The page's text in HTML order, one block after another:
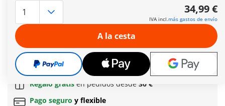
investigador emprende un emocionante viaje para estudiar y
alimentar a la familia de Triceratops. Tiene la oportunidad de
examinar de cerca un huevo de Triceratops. Incluye una ficha
de conocimiento sobre dinosaurios.
Más información
Envío gratis
a partir de 60 €
(Península y Baleares) |
a partir de150 €(Canarias, Ceuta y Melilla)
Regalo gratis en pedidos desde 30 €
Pago seguro y flexible
34,99 €
IVA incl.más gastos de envío
A la cesta